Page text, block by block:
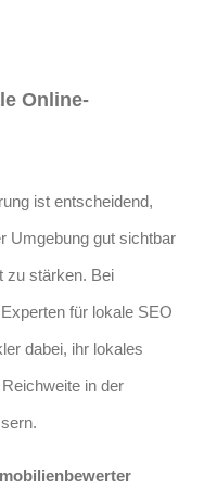
Online-
ist entscheidend,
Umgebung gut sichtbar
zu stärken. Bei
für lokale SEO
dabei, ihr lokales
in der